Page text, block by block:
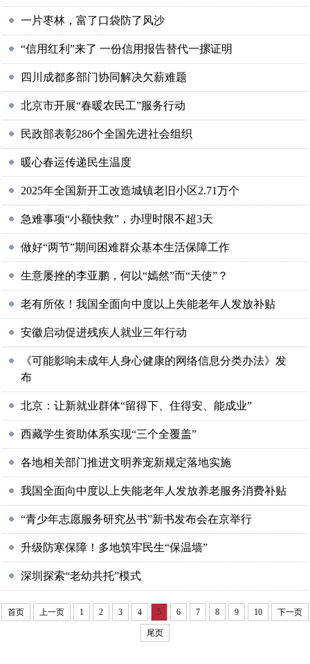
一片枣林，富了口袋防了风沙
“信用红利”来了 一份信用报告替代一摞证明
四川成都多部门协同解决欠薪难题
北京市开展“春暖农民工”服务行动
民政部表彰286个全国先进社会组织
暖心春运传递民生温度
2025年全国新开工改造城镇老旧小区2.71万个
急难事项“小额快救”，办理时限不超3天
做好“两节”期间困难群众基本生活保障工作
生意屡挫的李亚鹏，何以“嫣然”而“天使”？
老有所依！我国全面向中度以上失能老年人发放补贴
安徽启动促进残疾人就业三年行动
《可能影响未成年人身心健康的网络信息分类办法》发
布
北京：让新就业群体“留得下、住得安、能成业”
西藏学生资助体系实现“三个全覆盖”
各地相关部门推进文明养宠新规定落地实施
我国全面向中度以上失能老年人发放养老服务消费补贴
“青少年志愿服务研究丛书”新书发布会在京举行
升级防寒保障！多地筑牢民生“保温墙”
深圳探索“老幼共托”模式
首页 上一页 1 2 3 4 5 6 7 8 9 10 下一页
尾页